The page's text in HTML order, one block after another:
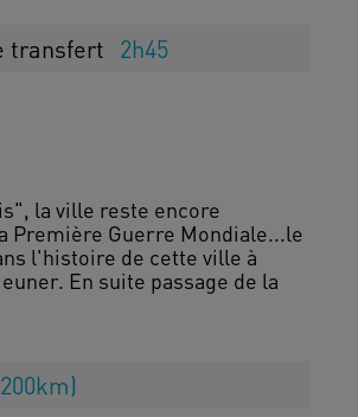
transfert 2h45
la ville reste encore
Première Guerre Mondiale...le
l'histoire de cette ville à
En suite passage de la